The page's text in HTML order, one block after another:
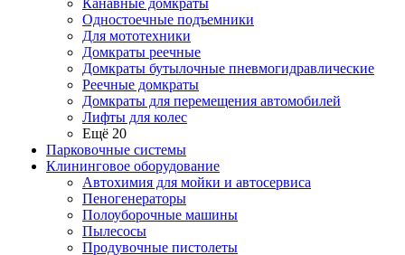
Канавные домкраты
Одностоечные подъемники
Для мототехники
Домкраты реечные
Домкраты бутылочные пневмогидравлические
Реечные домкраты
Домкраты для перемещения автомобилей
Лифты для колес
Ещё 20
Парковочные системы
Клининговое оборудование
Автохимия для мойки и автосервиса
Пеногенераторы
Полоуборочные машины
Пылесосы
Продувочные пистолеты